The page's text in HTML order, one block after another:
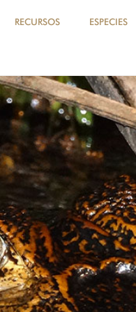
RECURSOS ESPECIES